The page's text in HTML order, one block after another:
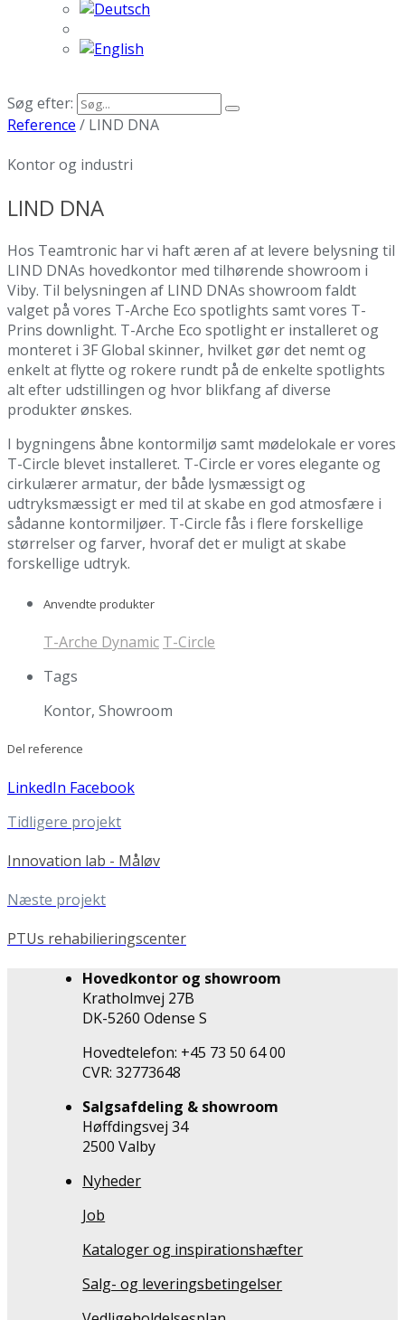
Søg efter:
Reference / LIND DNA
Kontor og industri
LIND DNA
Hos Teamtronic har vi haft æren af at levere belysning til
LIND DNAs hovedkontor med tilhørende showroom i
Viby. Til belysningen af LIND DNAs showroom faldt
valget på vores T-Arche Eco spotlights samt vores T-
Prins downlight. T-Arche Eco spotlight er installeret og
monteret i 3F Global skinner, hvilket gør det nemt og
enkelt at flytte og rokere rundt på de enkelte spotlights
alt efter udstillingen og hvor blikfang af diverse
produkter ønskes.
I bygningens åbne kontormiljø samt mødelokale er vores
T-Circle blevet installeret. T-Circle er vores elegante og
cirkulærer armatur, der både lysmæssigt og
udtryksmæssigt er med til at skabe en god atmosfære i
sådanne kontormiljøer. T-Circle fås i flere forskellige
størrelser og farver, hvoraf det er muligt at skabe
forskellige udtryk.
Anvendte produkter
T-Arche Dynamic T-Circle
Tags
Kontor, Showroom
Del reference
LinkedIn Facebook
Tidligere projekt
Innovation lab - Måløv
Næste projekt
PTUs rehabilieringscenter
Hovedkontor og showroom
Kratholmvej 27B
DK-5260 Odense S
Hovedtelefon: +45 73 50 64 00
CVR: 32773648
Salgsafdeling & showroom
Høffdingsvej 34
2500 Valby
Nyheder
Job
Kataloger og inspirationshæfter
Salg- og leveringsbetingelser